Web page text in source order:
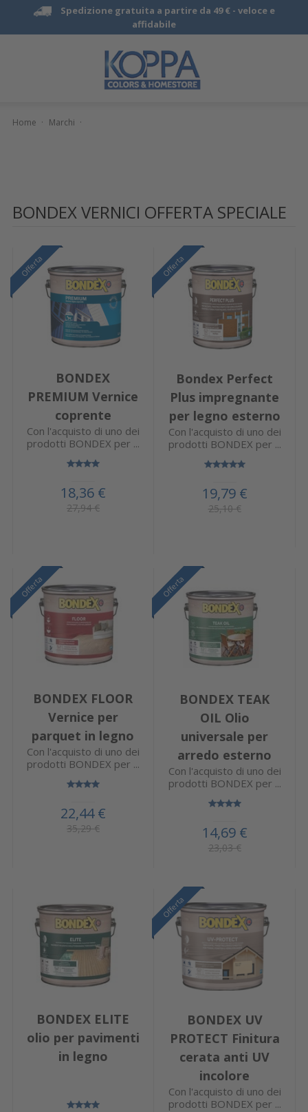
Spedizione gratuita a partire da 49 € - veloce e
affidabile
Home · Marchi ·
BONDEX VERNICI OFFERTA SPECIALE
Offerta
BONDEX
PREMIUM Vernice
coprente
Con l'acquisto di uno dei
prodotti BONDEX per ...
18,36 €
27,94 €
Offerta
Bondex Perfect
Plus impregnante
per legno esterno
Con l'acquisto di uno dei
prodotti BONDEX per ...
19,79 €
25,10 €
Offerta
BONDEX FLOOR
Vernice per
parquet in legno
Con l'acquisto di uno dei
prodotti BONDEX per ...
22,44 €
35,29 €
Offerta
BONDEX TEAK
OIL Olio
universale per
arredo esterno
Con l'acquisto di uno dei
prodotti BONDEX per ...
14,69 €
23,03 €
BONDEX ELITE
olio per pavimenti
in legno
Offerta
BONDEX UV
PROTECT Finitura
cerata anti UV
incolore
Con l'acquisto di uno dei
prodotti BONDEX per ...